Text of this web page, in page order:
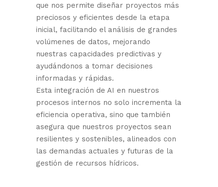
que nos permite diseñar proyectos más
preciosos y eficientes desde la etapa
inicial, facilitando el análisis de grandes
volúmenes de datos, mejorando
nuestras capacidades predictivas y
ayudándonos a tomar decisiones
informadas y rápidas.
Esta integración de AI en nuestros
procesos internos no solo incrementa la
eficiencia operativa, sino que también
asegura que nuestros proyectos sean
resilientes y sostenibles, alineados con
las demandas actuales y futuras de la
gestión de recursos hídricos.